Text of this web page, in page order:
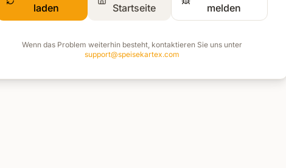
laden
Startseite
melden
Wenn das Problem weiterhin besteht, kontaktieren Sie uns unter
support@speisekartex.com